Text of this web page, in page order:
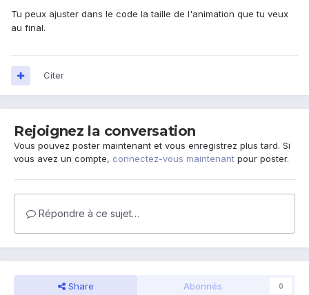
Tu peux ajuster dans le code la taille de l'animation que tu veux
au final.
Citer
Rejoignez la conversation
Vous pouvez poster maintenant et vous enregistrez plus tard. Si
vous avez un compte, connectez-vous maintenant pour poster.
Répondre à ce sujet…
Share Abonnés 0